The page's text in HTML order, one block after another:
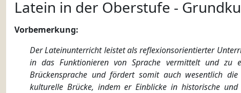
Latein in der Oberstufe -
Vorbemerkung:
Der Lateinunterricht leistet als reflexionsorientierter
in das Funktionieren von Sprache vermittelt und zu
Brückensprache und fördert somit auch wesentlich
kulturelle Brücke, indem er Einblicke in historische